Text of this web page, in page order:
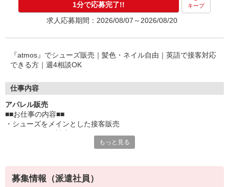
1分で応募完了!! キープ
求人応募期間：2026/08/07～2026/08/20
『atmos』でシューズ販売｜髪色・ネイル自由｜英語で接客対応
できる方｜週4相談OK
仕事内容
アパレル販売
■■お仕事の内容■■
・シューズをメインとした接客販売
□週4日〜勤務OK
□販売未経験OK
もっと見る
募集情報（派遣社員）